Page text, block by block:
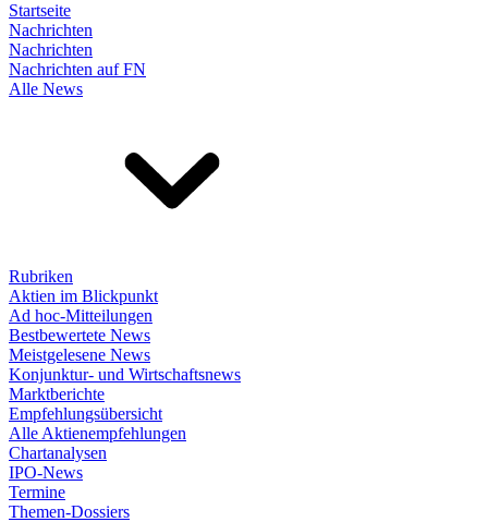
Startseite
Nachrichten
Nachrichten
Nachrichten auf FN
Alle News
Rubriken
Aktien im Blickpunkt
Ad hoc-Mitteilungen
Bestbewertete News
Meistgelesene News
Konjunktur- und Wirtschaftsnews
Marktberichte
Empfehlungsübersicht
Alle Aktienempfehlungen
Chartanalysen
IPO-News
Termine
Themen-Dossiers